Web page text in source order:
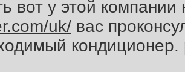
вот у этой
uk/ вас